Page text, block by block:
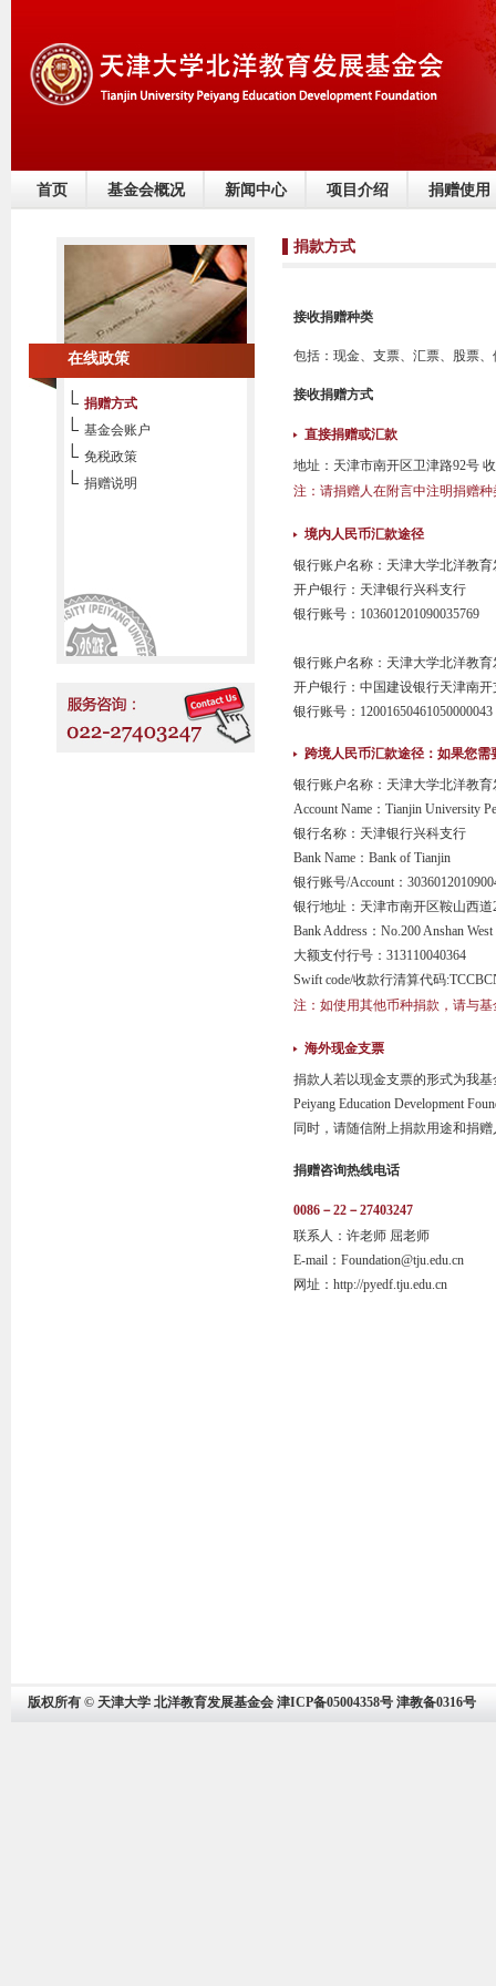
首页 基金会概况 新闻中心 项目介绍 捐赠使用
在线政策
捐赠方式
基金会账户
免税政策
捐赠说明
捐款方式
接收捐赠种类
包括：现金、支票、汇票、股票
接收捐赠方式
直接捐赠或汇款
地址：天津市南开区卫津路92号
注：请捐赠人在附言中注明捐赠
境内人民币汇款途径
银行账户名称：天津大学北洋教
开户银行：天津银行兴科支行
银行账号：103601201090035769
银行账户名称：天津大学北洋教
开户银行：中国建设银行天津南开
银行账号：12001650461050000043
跨境人民币汇款途径：如果您
银行账户名称：天津大学北洋教
Account Name：Tianjin University
银行名称：天津银行兴科支行
Bank Name：Bank of Tianjin
银行账号/Account：
银行地址：天津市南开区鞍山西道
Bank Address：No.200 Anshan
大额支付行号：313110040364
Swift code/收款行清算代码
注：如使用其他币种捐款，请与
海外现金支票
捐款人若以现金支票的形式为我
Peiyang Education Development
同时，请随信附上捐款用途和捐
捐赠咨询热线电话
0086－22－27403247
联系人：许老师 屈老师
E-mail：Foundation@tju.edu.cn
网址：http://pyedf.tju.edu.cn
版权所有 © 天津大学 北洋教育发展基金会 津ICP备05004358号 津教备0316号